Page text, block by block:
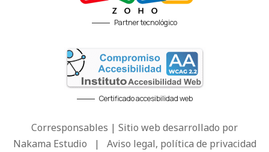
Partner tecnológico
Certificado accesibilidad web
Corresponsables | Sitio web desarrollado por
Nakama Estudio | Aviso legal, política de privacidad